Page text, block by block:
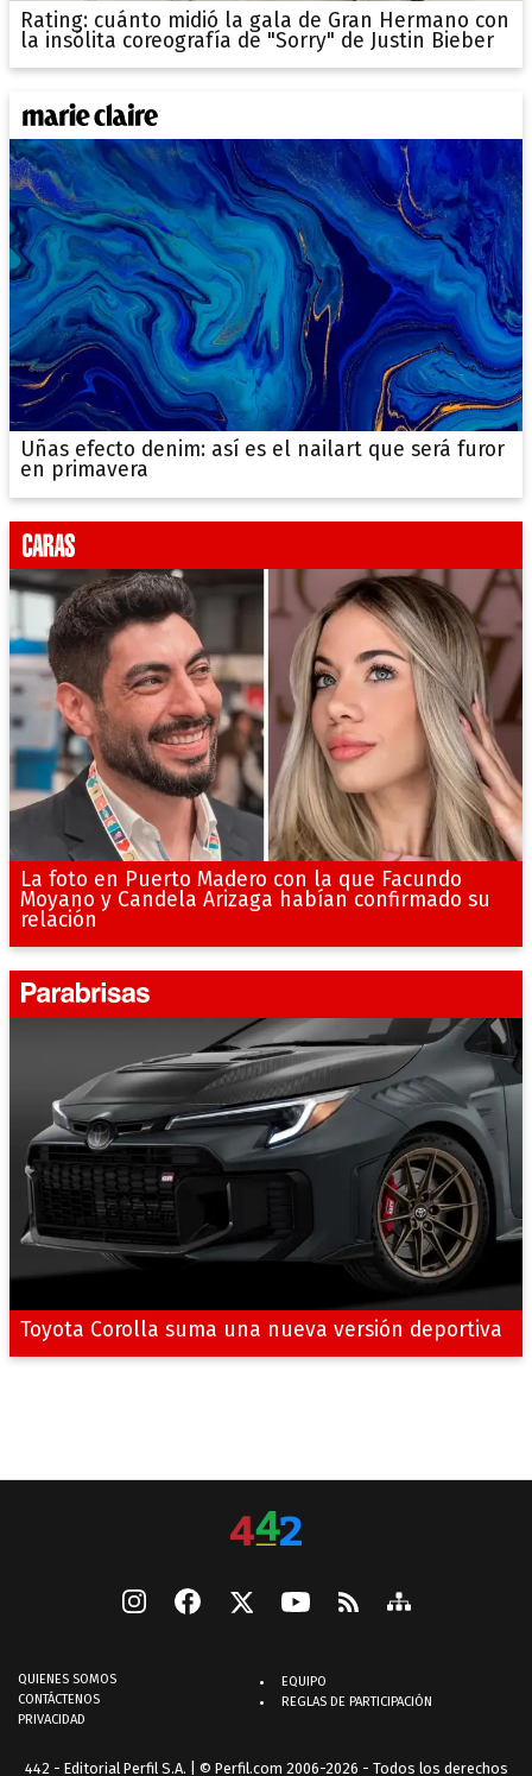
Rating: cuánto midió la gala de Gran Hermano con
la insólita coreografía de "Sorry" de Justin Bieber
Uñas efecto denim: así es el nailart que será furor
en primavera
La foto en Puerto Madero con la que Facundo
Moyano y Candela Arizaga habían confirmado su
relación
Toyota Corolla suma una nueva versión deportiva
QUIENES SOMOS
CONTÁCTENOS
PRIVACIDAD
EQUIPO
REGLAS DE PARTICIPACIÓN
442 - Editorial Perfil S.A. | © Perfil.com 2006-2026 - Todos los derechos